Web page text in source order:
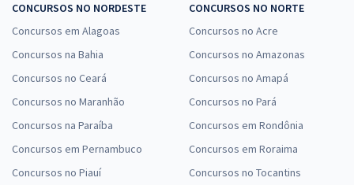
CONCURSOS NO NORDESTE
Concursos em Alagoas
Concursos na Bahia
Concursos no Ceará
Concursos no Maranhão
Concursos na Paraíba
Concursos em Pernambuco
Concursos no Piauí
CONCURSOS NO NORTE
Concursos no Acre
Concursos no Amazonas
Concursos no Amapá
Concursos no Pará
Concursos em Rondônia
Concursos em Roraima
Concursos no Tocantins